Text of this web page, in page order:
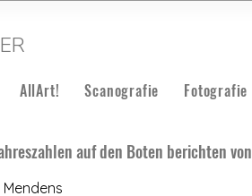
AllArt! Scanografie Fotografie
auf den Boten berichten von